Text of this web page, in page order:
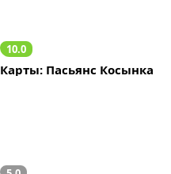
10.0
Карты: Пасьянс Косынка